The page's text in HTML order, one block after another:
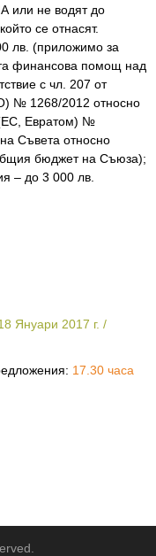
или не водят до
се отнасят.
лв. (приложимо за
финансова помощ над
с чл. 207 от
№ 1268/2012 относно
(ЕС, Евратом) №
Съвета относно
бюджет на Съюза);
– до 3 000 лв.
Януари 2017 г. /
17.30 часа